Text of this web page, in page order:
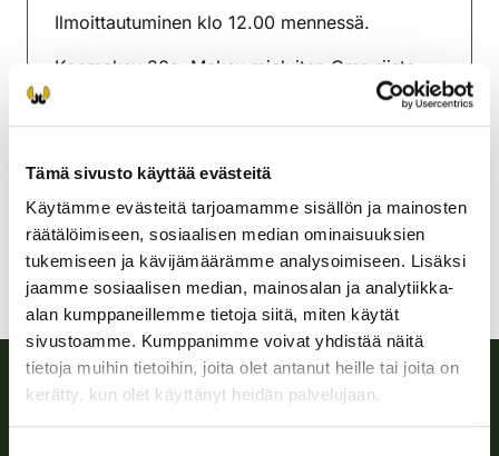
Tämä sivusto käyttää evästeitä
Käytämme evästeitä tarjoamamme sisällön ja mainosten
räätälöimiseen, sosiaalisen median ominaisuuksien
tukemiseen ja kävijämäärämme analysoimiseen. Lisäksi
jaamme sosiaalisen median, mainosalan ja analytiikka-
alan kumppaneillemme tietoja siitä, miten käytät
sivustoamme. Kumppanimme voivat yhdistää näitä
tietoja muihin tietoihin, joita olet antanut heille tai joita on
kerätty, kun olet käyttänyt heidän palvelujaan.
Ilmoittautuminen klo 12.00 mennessä.
Koemaksu 20e. Maksu mieluiten Oma riista
Lappi
simo@rhy.riista.fi